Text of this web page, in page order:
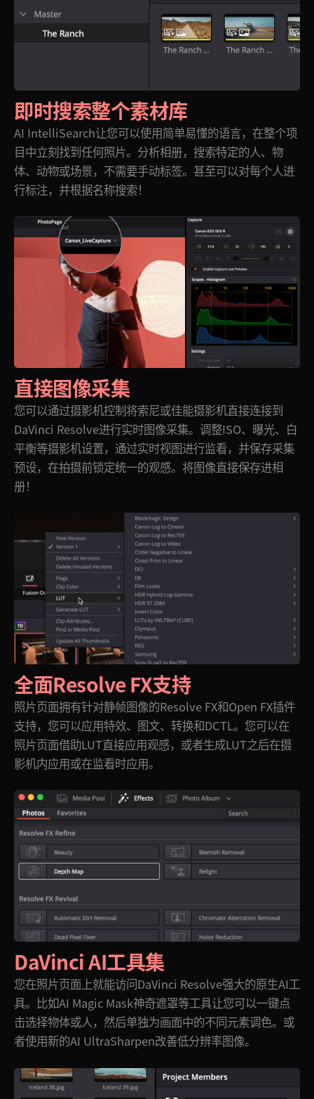
即时搜索整个素材库
AI IntelliSearch让您可以使用简单易懂的语言，在整个项
目中立刻找到任何照片。分析相册，搜索特定的人、物
体、 动物或场景，不需要手动标签。甚至可以对每个人进
行标注，并根据名称搜索！
直接图像采集
您可以通过摄影机控制将索尼或佳能摄影机直接连接到
DaVinci Resolve进行实时图像采集。调整ISO、曝光、白
平衡等摄影机设置，通过实时视图进行监看，并保存采集
预设，在拍摄前锁定统一的观感。将图像直接保存进相
册！
全面Resolve FX支持
照片页面拥有针对静帧图像的Resolve FX和Open FX插件
支持，您可以应用特效、图文、转换和DCTL。您可以在
照片页面借助LUT直接应用观感，或者生成LUT之后在摄
影机内应用或在监看时应用。
DaVinci AI工具集
您在照片页面上就能访问DaVinci Resolve强大的原生AI工
具。比如AI Magic Mask神奇遮罩等工具让您可以一键点
击选择物体或人，然后单独为画面中的不同元素调色。或
者使用新的AI UltraSharpen改善低分辨率图像。